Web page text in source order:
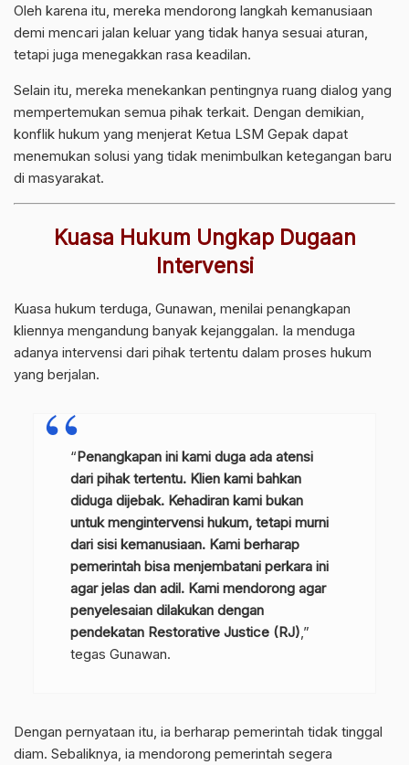
Oleh karena itu, mereka mendorong langkah kemanusiaan
demi mencari jalan keluar yang tidak hanya sesuai aturan,
tetapi juga menegakkan rasa keadilan.
Selain itu, mereka menekankan pentingnya ruang dialog yang
mempertemukan semua pihak terkait. Dengan demikian,
konflik hukum yang menjerat Ketua LSM Gepak dapat
menemukan solusi yang tidak menimbulkan ketegangan baru
di masyarakat.
Kuasa Hukum Ungkap Dugaan
Intervensi
Kuasa hukum terduga, Gunawan, menilai penangkapan
kliennya mengandung banyak kejanggalan. Ia menduga
adanya intervensi dari pihak tertentu dalam proses hukum
yang berjalan.
“Penangkapan ini kami duga ada atensi
dari pihak tertentu. Klien kami bahkan
diduga dijebak. Kehadiran kami bukan
untuk mengintervensi hukum, tetapi murni
dari sisi kemanusiaan. Kami berharap
pemerintah bisa menjembatani perkara ini
agar jelas dan adil. Kami mendorong agar
penyelesaian dilakukan dengan
pendekatan Restorative Justice (RJ),”
tegas Gunawan.
Dengan pernyataan itu, ia berharap pemerintah tidak tinggal
diam. Sebaliknya, ia mendorong pemerintah segera